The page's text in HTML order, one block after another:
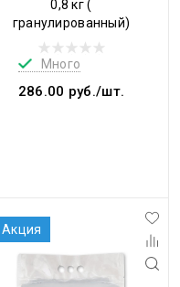
0,8 кг (
гранулированный)
Много
286.00 руб./шт.
Акция